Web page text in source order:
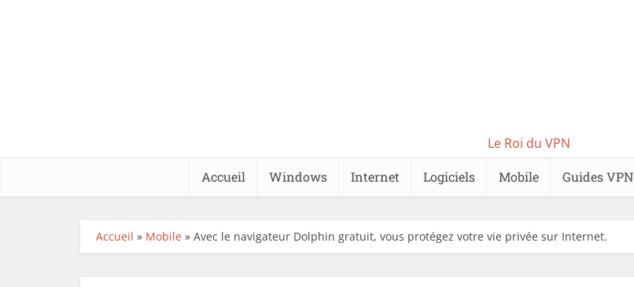
Le Roi du VPN
Accueil Windows Internet Logiciels Mobile Guides VPN
Accueil » Mobile » Avec le navigateur Dolphin gratuit, vous protégez votre vie privée sur Internet.